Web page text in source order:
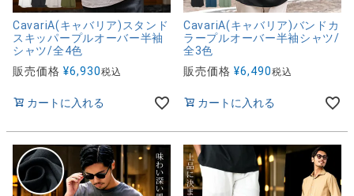
CavariA(キャバリア)スタンド
スキッパープルオーバー半袖
シャツ/全4色
販売価格 ¥6,930税込
カートに入れる
CavariA(キャバリア)バンドカ
ラープルオーバー半袖シャツ/
全3色
販売価格 ¥6,490税込
カートに入れる